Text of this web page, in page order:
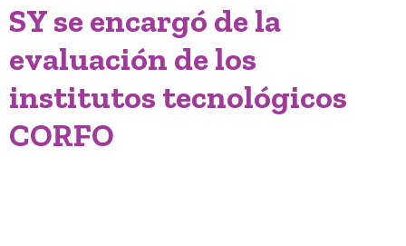
SY se encargó de la
evaluación de los
institutos tecnológicos
CORFO